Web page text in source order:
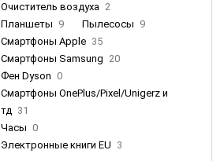
Очиститель воздуха 2
Планшеты 9 Пылесосы 9
Смартфоны Apple 35
Смартфоны Samsung 20
Фен Dyson 0
Смартфоны OnePlus/Pixel/Unigerz и
тд 31
Часы 0
Электронные книги EU 3